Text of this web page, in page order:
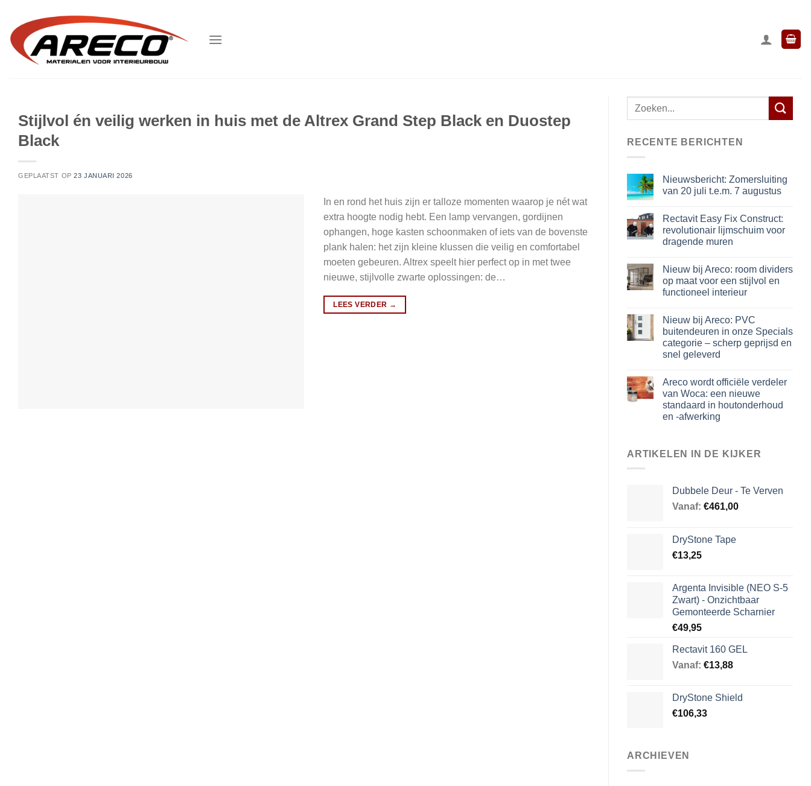
inhoud
Stijlvol én veilig werken in huis met de Altrex Grand Step Black en Duostep
Black
GEPLAATST OP23 JANUARI 2026
In en rond het huis zijn er talloze momenten waarop je nét wat
extra hoogte nodig hebt. Een lamp vervangen, gordijnen
ophangen, hoge kasten schoonmaken of iets van de bovenste
plank halen: het zijn kleine klussen die veilig en comfortabel
moeten gebeuren. Altrex speelt hier perfect op in met twee
nieuwe, stijlvolle zwarte oplossingen: de…
LEES VERDER →
Zoeken
naar:
RECENTE BERICHTEN
Nieuwsbericht: Zomersluiting
van 20 juli t.e.m. 7 augustus
Rectavit Easy Fix Construct:
revolutionair lijmschuim voor
dragende muren
Nieuw bij Areco: room dividers
op maat voor een stijlvol en
functioneel interieur
Nieuw bij Areco: PVC
buitendeuren in onze Specials
categorie – scherp geprijsd en
snel geleverd
Areco wordt officiële verdeler
van Woca: een nieuwe
standaard in houtonderhoud
en -afwerking
ARTIKELEN IN DE KIJKER
Dubbele Deur - Te Verven
Vanaf: €461,00
DryStone Tape
€13,25
Argenta Invisible (NEO S-5
Zwart) - Onzichtbaar
Gemonteerde Scharnier
€49,95
Rectavit 160 GEL
Vanaf: €13,88
DryStone Shield
€106,33
ARCHIEVEN